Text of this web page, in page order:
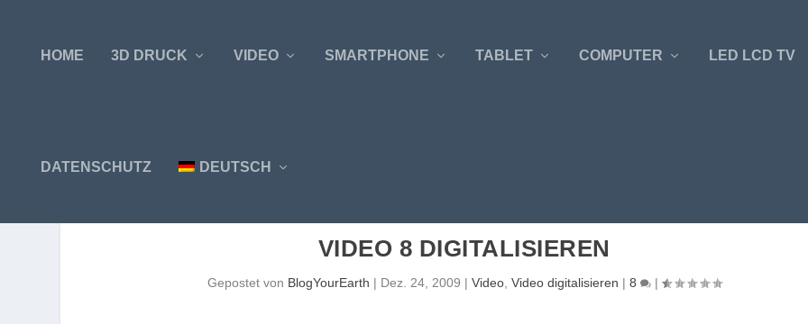
HOME 3D DRUCK VIDEO SMARTPHONE TABLET COMPUTER LED LCD TV
DATENSCHUTZ DEUTSCH
VIDEO 8 DIGITALISIEREN
Gepostet von BlogYourEarth | Dez. 24, 2009 | Video, Video digitalisieren | 8 |